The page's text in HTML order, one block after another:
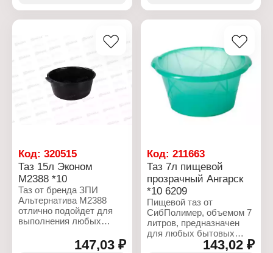
специальная шкала, для
определения уровня
Характеристики:
Производитель: ЗПИ
Альтернатива
Форма: квадратный
Материал: пластик
Цвет: черный
Габаритные размеры:
501х501х660 мм
260х242х220 мм
Код: 320515
Таз 15л Эконом
М2388 *10
Таз от бренда ЗПИ
Альтернатива М2388
отлично подойдет для
выполнения любых
Таз устойчив к147,03 ₽
Код:211663
Таз 7л пищевой
прозрачный Ангарск
*10 6209
Пищевой таз от
СибПолимер, объемом 7
литров, предназначен
для любых бытовых
целей. Выполнен из
143,02 ₽